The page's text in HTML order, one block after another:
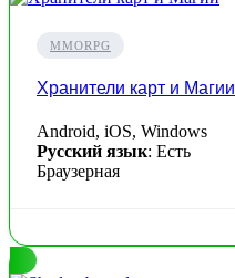
MMORPG
Хранители карт и Магии
Android, iOS, Windows
Русский язык: Есть
Браузерная